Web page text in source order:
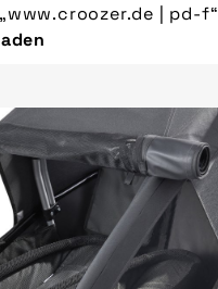
| pd-f“